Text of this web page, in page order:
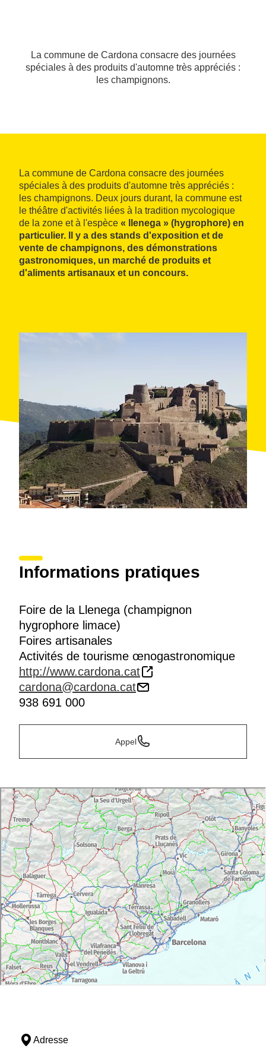
La commune de Cardona consacre des journées
spéciales à des produits d'automne très appréciés :
les champignons.
La commune de Cardona consacre des journées
spéciales à des produits d'automne très appréciés :
les champignons. Deux jours durant, la commune est
le théâtre d'activités liées à la tradition mycologique
de la zone et à l'espèce « llenega » (hygrophore) en
particulier. Il y a des stands d'exposition et de
vente de champignons, des démonstrations
gastronomiques, un marché de produits et
d'aliments artisanaux et un concours.
Informations pratiques
Foire de la Llenega (champignon
hygrophore limace)
Foires artisanales
Activités de tourisme œnogastronomique
http://www.cardona.cat
cardona@cardona.cat
938 691 000
Appel
Adresse